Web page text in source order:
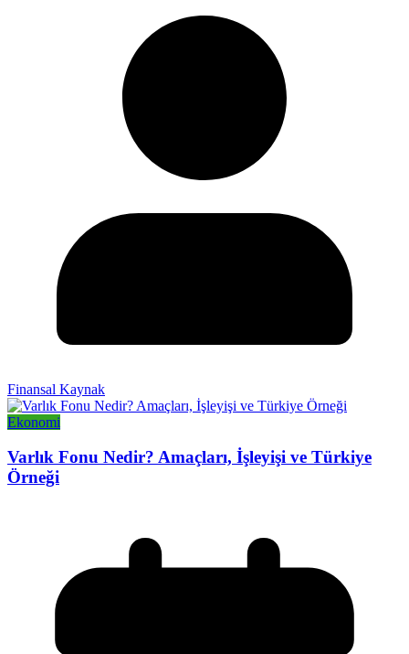
Finansal Kaynak
Ekonomi
Varlık Fonu Nedir? Amaçları, İşleyişi ve Türkiye
Örneği